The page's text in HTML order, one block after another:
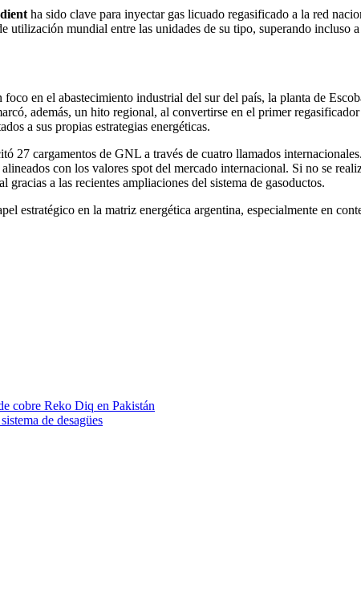
ha sido clave para inyectar gas licuado regasificado a la red
mundial entre las unidades de su tipo, superando incluso
en el abastecimiento industrial del sur del país, la planta de
además, un hito regional, al convertirse en el primer
a sus propias estrategias energéticas.
27 cargamentos de GNL a través de cuatro llamados
alineados con los valores spot del mercado internacional. Si no se
a las recientes ampliaciones del sistema de gasoductos.
estratégico en la matriz energética argentina, especialmente en
cobre Reko Diq en Pakistán
de desagües